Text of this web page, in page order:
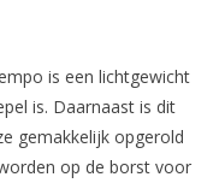
is een lichtgewicht
is. Daarnaast is dit
gemakkelijk opgerold
op de borst voor